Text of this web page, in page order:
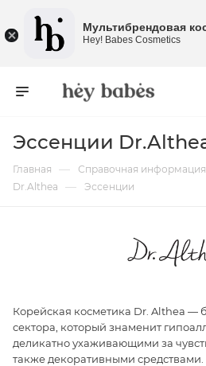
Эссенции
Главная — Справочная информация
Dr.Althea — Эссенции
Корейская косметика Dr. Althea —
сектора, который знаменит
деликатно ухаживающими за
также декоративными средствами.
Мультибрендовая
Hey! Babes Cosmetics